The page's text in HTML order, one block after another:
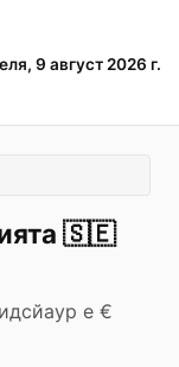
9 август 2026 г.
🇸🇪
е €